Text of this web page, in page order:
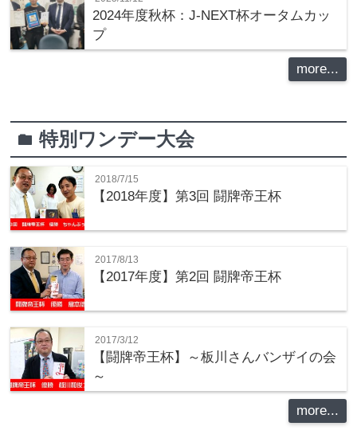
2024年度秋杯：J-NEXT杯オータムカッ
プ
more...
folder特別ワンデー大会
2018/7/15
【2018年度】第3回 闘牌帝王杯
2017/8/13
【2017年度】第2回 闘牌帝王杯
2017/3/12
【闘牌帝王杯】～板川さんバンザイの会
～
more...